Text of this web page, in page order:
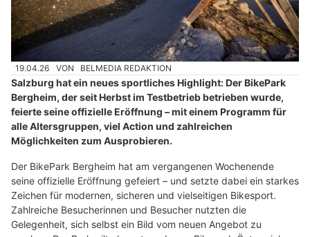
19.04.26 VON BELMEDIA REDAKTION
Salzburg hat ein neues sportliches Highlight: Der BikePark
Bergheim, der seit Herbst im Testbetrieb betrieben wurde,
feierte seine offizielle Eröffnung – mit einem Programm für
alle Altersgruppen, viel Action und zahlreichen
Möglichkeiten zum Ausprobieren.
Der BikePark Bergheim hat am vergangenen Wochenende
seine offizielle Eröffnung gefeiert – und setzte dabei ein starkes
Zeichen für modernen, sicheren und vielseitigen Bikesport.
Zahlreiche Besucherinnen und Besucher nutzten die
Gelegenheit, sich selbst ein Bild vom neuen Angebot zu